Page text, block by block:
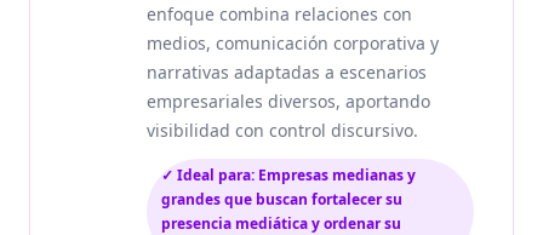
enfoque combina relaciones con
medios, comunicación corporativa y
narrativas adaptadas a escenarios
empresariales diversos, aportando
visibilidad con control discursivo.
✓ Ideal para: Empresas medianas y
grandes que buscan fortalecer su
presencia mediática y ordenar su